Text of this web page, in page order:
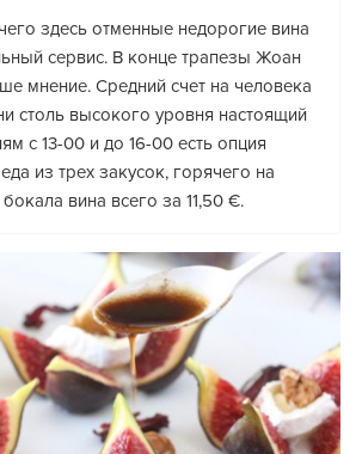
здесь отменные недорогие вина
сервис. В конце трапезы Жоан
мнение. Средний счет на человека
столь высокого уровня настоящий
с 13-00 и до 16-00 есть опция
из трех закусок, горячего на
вина всего за 11,50 €.